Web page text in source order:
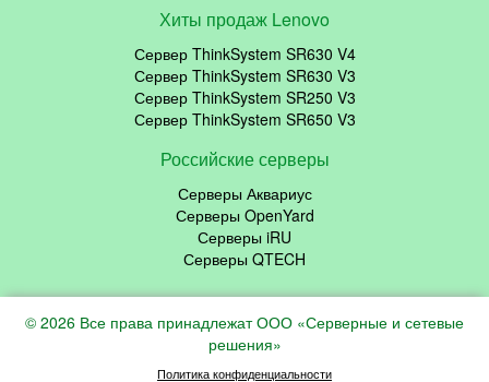
Хиты продаж Lenovo
Сервер ThinkSystem SR630 V4
Сервер ThinkSystem SR630 V3
Сервер ThinkSystem SR250 V3
Сервер ThinkSystem SR650 V3
Российские серверы
Серверы Аквариус
Серверы OpenYard
Серверы iRU
Серверы QTECH
© 2026 Все права принадлежат ООО «Серверные и сетевые
решения»
Политика конфиденциальности